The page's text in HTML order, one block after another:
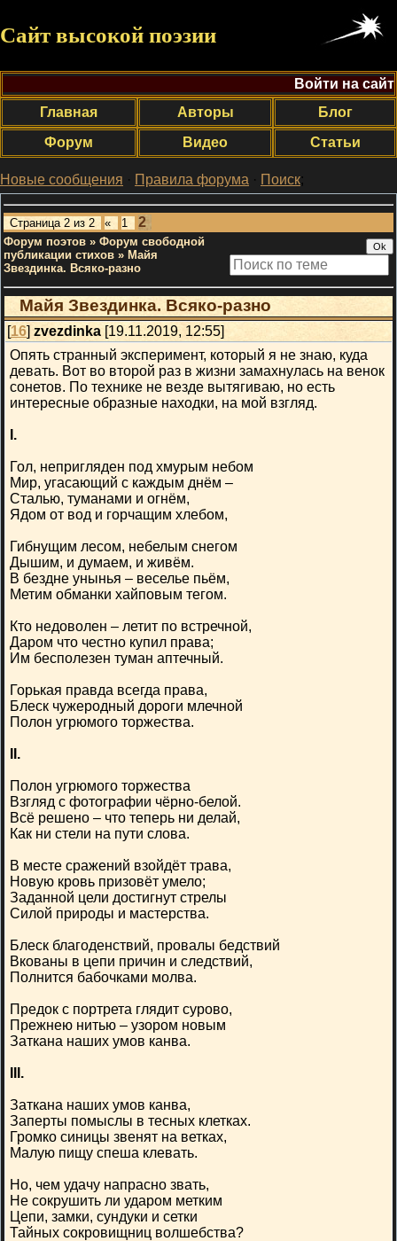
Сайт высокой поэзии
Войти на сайт
Главная
Авторы
Блог
Форум
Видео Статьи
Новые сообщения · Правила форума · Поиск;
Страница 2 из 2 « 1 2
Форум поэтов » Форум свободной
публикации стихов » Майя
Звездинка. Всяко-разно
Майя Звездинка. Всяко-разно
[16]zvezdinka [19.11.2019, 12:55]
Опять странный эксперимент, который я не знаю, куда
девать. Вот во второй раз в жизни замахнулась на венок
сонетов. По технике не везде вытягиваю, но есть
интересные образные находки, на мой взгляд.
I.
Гол, непригляден под хмурым небом
Мир, угасающий с каждым днём –
Сталью, туманами и огнём,
Ядом от вод и горчащим хлебом,
Гибнущим лесом, небелым снегом
Дышим, и думаем, и живём.
В бездне унынья – веселье пьём,
Метим обманки хайповым тегом.
Кто недоволен – летит по встречной,
Даром что честно купил права;
Им бесполезен туман аптечный.
Горькая правда всегда права,
Блеск чужеродный дороги млечной
Полон угрюмого торжества.
II.
Полон угрюмого торжества
Взгляд с фотографии чёрно-белой.
Всё решено – что теперь ни делай,
Как ни стели на пути слова.
В месте сражений взойдёт трава,
Новую кровь призовёт умело;
Заданной цели достигнут стрелы
Силой природы и мастерства.
Блеск благоденствий, провалы бедствий
Вкованы в цепи причин и следствий,
Полнится бабочками молва.
Предок с портрета глядит сурово,
Прежнею нитью – узором новым
Заткана наших умов канва.
III.
Заткана наших умов канва,
Заперты помыслы в тесных клетках.
Громко синицы звенят на ветках,
Малую пищу спеша клевать.
Но, чем удачу напрасно звать,
Не сокрушить ли ударом метким
Цепи, замки, сундуки и сетки
Тайных сокровищниц волшебства?